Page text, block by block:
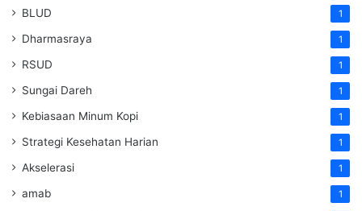
BLUD 1
Dharmasraya 1
RSUD 1
Sungai Dareh 1
Kebiasaan Minum Kopi 1
Strategi Kesehatan Harian 1
Akselerasi 1
amab 1